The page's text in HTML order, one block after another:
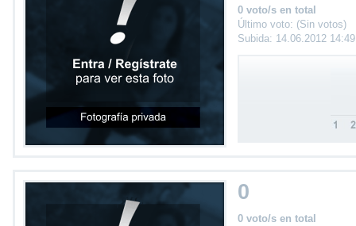
0 voto/s en total
Último voto: (Sin votos)
Subida: 14.06.2012
0
0 voto/s en total